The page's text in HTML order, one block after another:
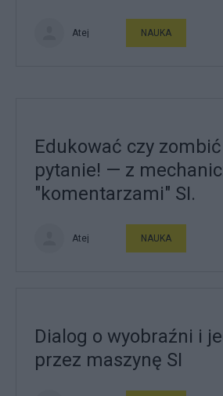
Atej NAUKA
Edukować czy
pytanie! — z
"komentarzami" SI.
Atej NAUKA
Dialog o wyobraźni i
przez maszynę SI